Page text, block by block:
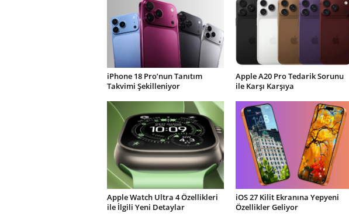
iPhone 18 Pro’nun Tanıtım
Takvimi Şekilleniyor
Apple A20 Pro Tedarik Sorunu
ile Karşı Karşıya
Apple Watch Ultra 4 Özellikleri
ile İlgili Yeni Detaylar
iOS 27 Kilit Ekranına Yepyeni
Özellikler Geliyor